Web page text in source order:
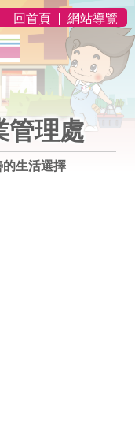
回首頁 網站導覽
管理處
生活選擇